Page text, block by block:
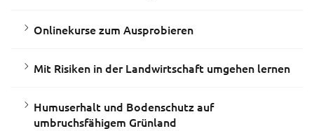
Onlinekurse zum Ausprobieren
Mit Risiken in der Landwirtschaft umgehen lernen
Humuserhalt und Bodenschutz auf
umbruchsfähigem Grünland